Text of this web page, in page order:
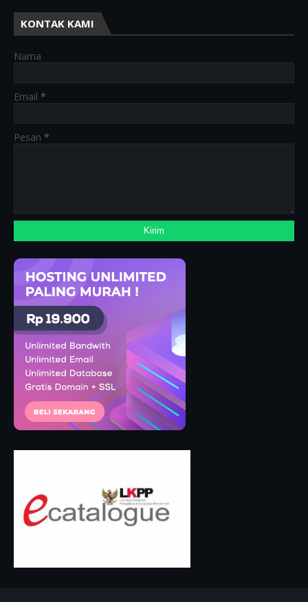
KONTAK KAMI
Nama
Email *
Pesan *